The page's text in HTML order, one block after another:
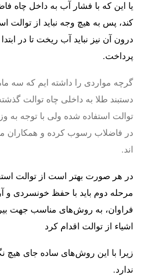
یا این که با فشار آب به داخل چاه
کند، پس به هیچ وجه نباید از توالت
درون آن نیز نباید آب ریخت تا در
پرداخت.
گرچه مواردی را داشته ایم که سه
دستبند طلا به داخلی چاه توالت
توالت استفاده شده ولی با توجه به
در فاضلاب رسوب کرده و همکاران
اند.
در هر صورت بهتر است از توالت
مرحله دوم باید با حفظ خونسردی
فراوان، به روش‌های مناسب جهت
اشیاء از توالت اقدام کرد
زیرا با این روش‌های ساده جای هیچ
ندارد.